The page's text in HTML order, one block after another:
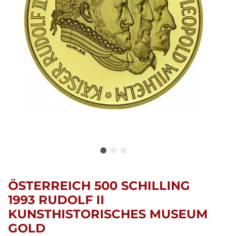
ÖSTERREICH 500 SCHILLING
1993 RUDOLF II
KUNSTHISTORISCHES MUSEUM
GOLD